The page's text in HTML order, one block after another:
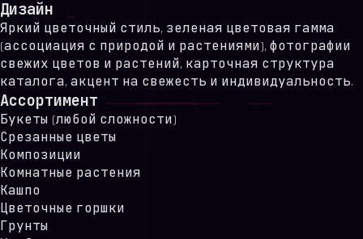
Дизайн
Яркий цветочный стиль, зеленая цветовая гамма
(ассоциация с природой и растениями), фотографии
свежих цветов и растений, карточная структура
каталога, акцент на свежесть и индивидуальность.
Ассортимент
Букеты (любой сложности)
Срезанные цветы
Композиции
Комнатные растения
Кашпо
Цветочные горшки
Грунты